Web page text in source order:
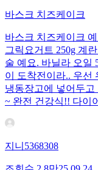
바스크 치즈케이크
바스크 치즈케이크
그릭요거트 250g 계
술 예요. 바닐라 오일
이 도착전이라.. 우선
냉동장고에 넣어두
~ 완전 건강식!! 다이
지니5368308